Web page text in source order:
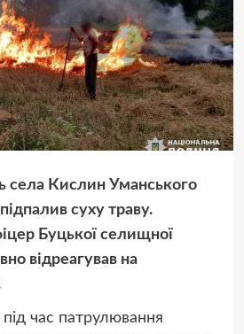
села Кислин Уманського
суху траву.
Буцької селищної
відреагував на
час патрулювання